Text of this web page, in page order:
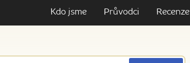
Kdo jsme Průvodci Recenze